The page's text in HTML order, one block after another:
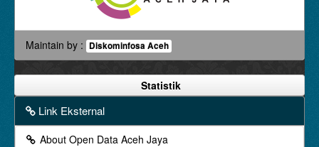
Maintain by : Diskominfosa Aceh
Statistik
Link Eksternal
About Open Data Aceh Jaya